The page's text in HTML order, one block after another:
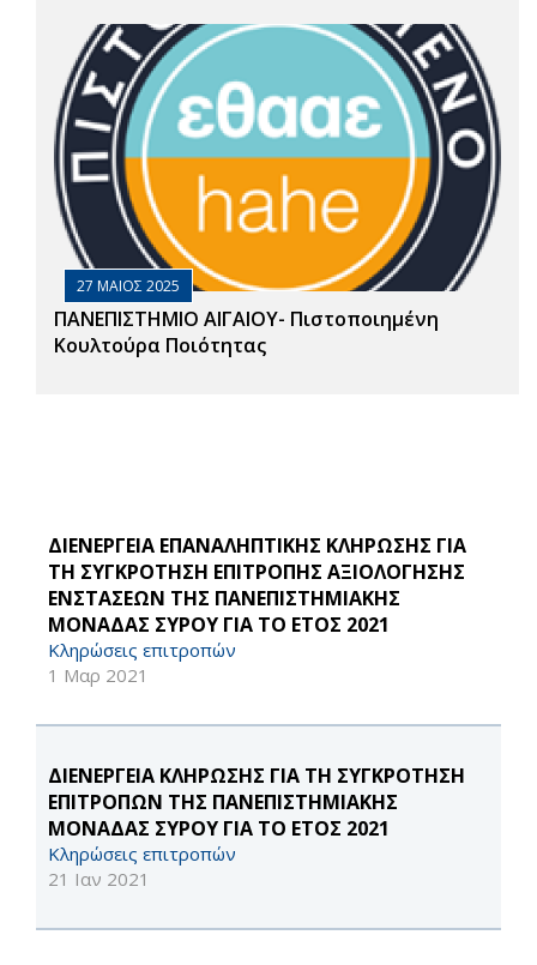
27 ΜΑΙΟΣ 2025
ΠΑΝΕΠΙΣΤΗΜΙΟ ΑΙΓΑΙΟΥ- Πιστοποιημένη
Κουλτούρα Ποιότητας
ΔΙΕΝΕΡΓΕΙΑ ΕΠΑΝΑΛΗΠΤΙΚΗΣ ΚΛΗΡΩΣΗΣ ΓΙΑ
ΤΗ ΣΥΓΚΡΟΤΗΣΗ ΕΠΙΤΡΟΠΗΣ ΑΞΙΟΛΟΓΗΣΗΣ
ΕΝΣΤΑΣΕΩΝ ΤΗΣ ΠΑΝΕΠΙΣΤΗΜΙΑΚΗΣ
ΜΟΝΑΔΑΣ ΣΥΡΟΥ ΓΙΑ ΤΟ ΕΤΟΣ 2021
Κληρώσεις επιτροπών
1 Μαρ 2021
ΔΙΕΝΕΡΓΕΙΑ ΚΛΗΡΩΣΗΣ ΓΙΑ ΤΗ ΣΥΓΚΡΟΤΗΣΗ
ΕΠΙΤΡΟΠΩΝ ΤΗΣ ΠΑΝΕΠΙΣΤΗΜΙΑΚΗΣ
ΜΟΝΑΔΑΣ ΣΥΡΟΥ ΓΙΑ ΤΟ ΕΤΟΣ 2021
Κληρώσεις επιτροπών
21 Ιαν 2021